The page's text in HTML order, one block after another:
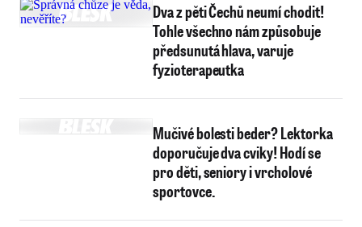
Dva z pěti Čechů neumí chodit!
Tohle všechno nám způsobuje
předsunutá hlava, varuje
fyzioterapeutka
Mučivé bolesti beder? Lektorka
doporučuje dva cviky! Hodí se
pro děti, seniory i vrcholové
sportovce.